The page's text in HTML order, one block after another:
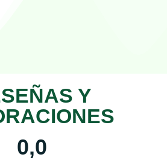
Y
0,0